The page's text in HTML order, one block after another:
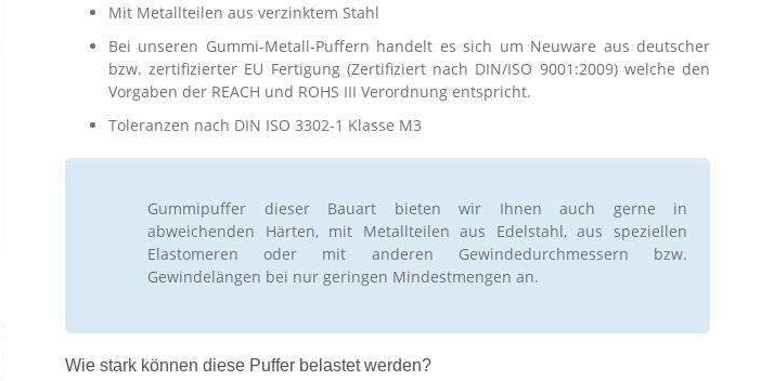
Mit Metallteilen aus verzinktem Stahl
Bei unseren Gummi-Metall-Puffern handelt es sich um Neuware aus deutscher
bzw. zertifizierter EU Fertigung (Zertifiziert nach DIN/ISO 9001:2009) welche den
Vorgaben der REACH und ROHS III Verordnung entspricht.
Toleranzen nach DIN ISO 3302-1 Klasse M3
Gummipuffer dieser Bauart bieten wir Ihnen auch gerne in
abweichenden Härten, mit Metallteilen aus Edelstahl, aus speziellen
Elastomeren oder mit anderen Gewindedurchmessern bzw.
Gewindelängen bei nur geringen Mindestmengen an.
Wie stark können diese Puffer belastet werden?